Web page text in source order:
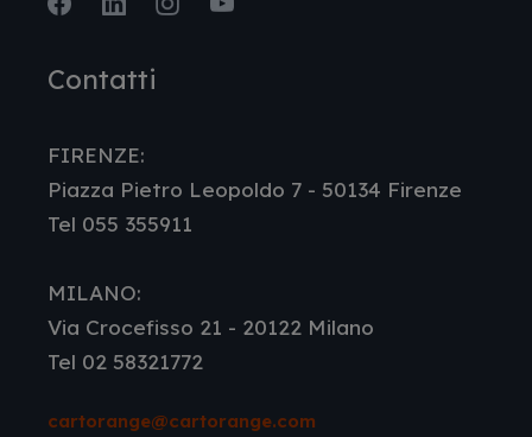
Facebook
LinkedInInstagram
Contatti
FIRENZE:
Piazza Pietro Leopoldo 7 - 50134 Firenze
Tel 055 355911
MILANO:
Via Crocefisso 21 - 20122 Milano
Tel 02 58321772
cartorange@cartorange.com